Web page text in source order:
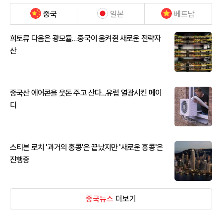
중국 일본 베트남
희토류 다음은 광모듈…중국이 움켜쥔 새로운 전략자
산
중국산 에어콘을 웃돈 주고 산다...유럽 열광시킨 메이
디
스티븐 로치 '과거의 홍콩'은 끝났지만 '새로운 홍콩'은
진행중
중국뉴스 더보기